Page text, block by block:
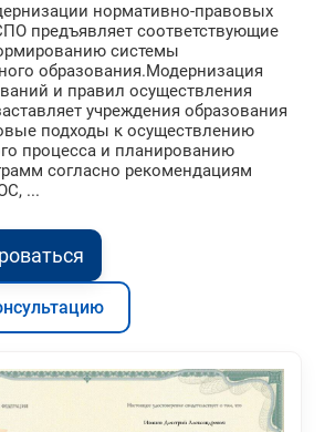
нормативно-правовых
предъявляет соответствующие
системы
образования.Модернизация
и правил осуществления
учреждения образования
подходы к осуществлению
процесса и планированию
согласно рекомендациям
...